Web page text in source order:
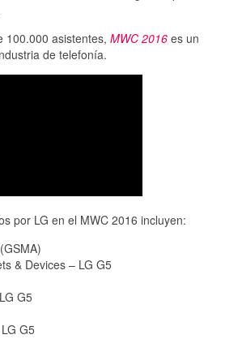
100.000 asistentes, MWC 2016 es un
de telefonía.
por LG en el MWC 2016 incluyen:
& Devices – LG G5
G5
G5